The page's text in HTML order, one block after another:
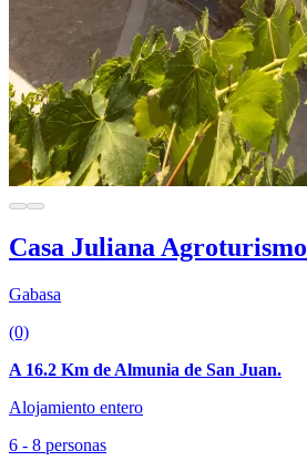
Casa Juliana Agroturismo
Gabasa
(0)
A 16.2 Km de Almunia de San Juan.
Alojamiento entero
6 - 8 personas